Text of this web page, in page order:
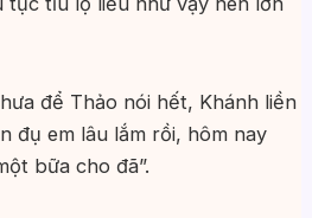
để Thảo nói hết, Khánh liền
đụ em lâu lắm rồi, hôm nay
bữa cho đã”.